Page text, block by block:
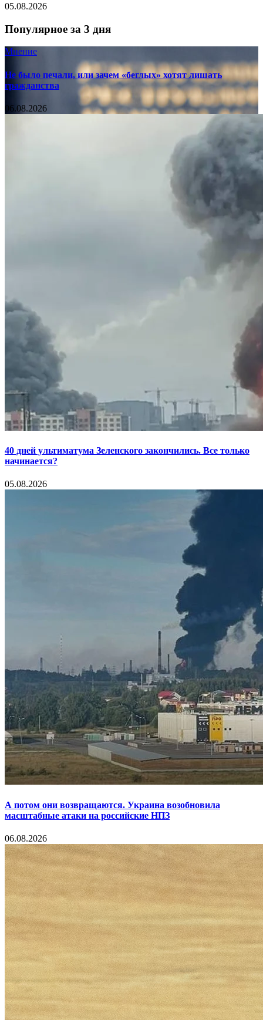
05.08.2026
Популярное за 3 дня
Мнение
Не было печали, или зачем «беглых» хотят лишать
гражданства
06.08.2026
40 дней ультиматума Зеленского закончились. Все только
начинается?
05.08.2026
А потом они возвращаются. Украина возобновила
масштабные атаки на российские НПЗ
06.08.2026